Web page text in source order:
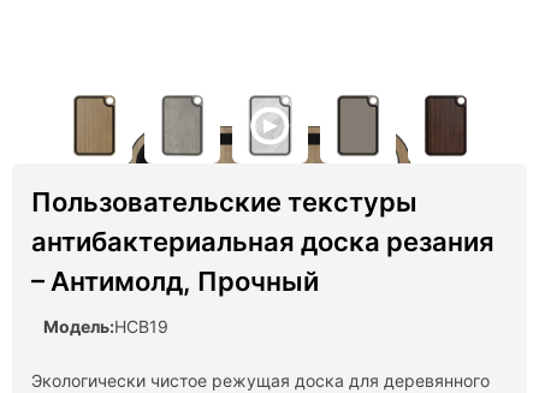
Пользовательские текстуры
антибактериальная доска резания
– Антимолд, Прочный
Модель:HCB19
Экологически чистое режущая доска для деревянного